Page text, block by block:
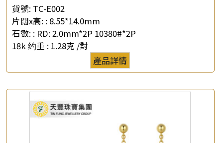
貨號: TC-E002
片闊x高: : 8.55*14.0mm
石數: : RD: 2.0mm*2P 10380#*2P
18k 约重 : 1.28克 /對
產品詳情